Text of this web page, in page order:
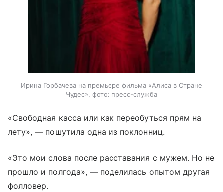
Ирина Горбачева на премьере фильма «Алиса в Стране
Чудес», фото: пресс-служба
«Свободная касса или как переобуться прям на
лету», — пошутила одна из поклонниц.
«Это мои слова после расставания с мужем. Но не
прошло и полгода», — поделилась опытом другая
фолловер.